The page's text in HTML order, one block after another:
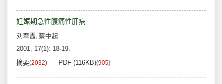
妊娠期急性腹痛性肝病
刘翠霞, 蔡中起
2001, 17(1): 18-19.
摘要(2032) PDF (116KB)(905)